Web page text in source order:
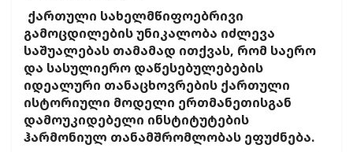
ქართული სახელმწიფოებრივი
გამოცდილების უნიკალობა იძლევა
საშუალებას თამამად ითქვას, რომ საერო
და სასულიერო დაწესებულებების
იდეალური თანაცხოვრების ქართული
ისტორიული მოდელი ერთმანეთისგან
დამოუკიდებელი ინსტიტუტების
ჰარმონიულ თანამშრომლობას ეფუძნება.